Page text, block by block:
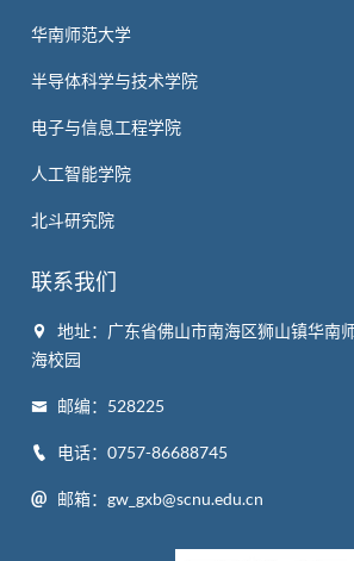
华南师范大学
半导体科学与技术学院
电子与信息工程学院
人工智能学院
北斗研究院
联系我们
地址：广东省佛山市南海区狮山镇华南
海校园
邮编：528225
电话：0757-86688745
邮箱：gw_gxb@scnu.edu.cn